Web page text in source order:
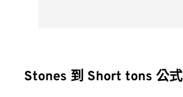
Stones 到 Short tons 公式